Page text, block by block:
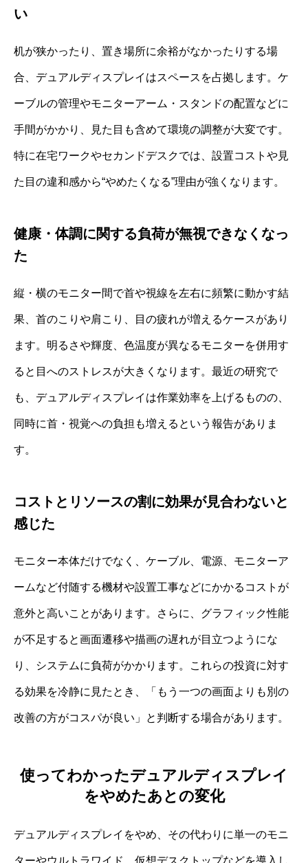
い
机が狭かったり、置き場所に余裕がなかったりする場
合、デュアルディスプレイはスペースを占拠します。ケ
ーブルの管理やモニターアーム・スタンドの配置などに
手間がかかり、見た目も含めて環境の調整が大変です。
特に在宅ワークやセカンドデスクでは、設置コストや見
た目の違和感から“やめたくなる”理由が強くなります。
健康・体調に関する負荷が無視できなくなっ
た
縦・横のモニター間で首や視線を左右に頻繁に動かす結
果、首のこりや肩こり、目の疲れが増えるケースがあり
ます。明るさや輝度、色温度が異なるモニターを併用す
ると目へのストレスが大きくなります。最近の研究で
も、デュアルディスプレイは作業効率を上げるものの、
同時に首・視覚への負担も増えるという報告がありま
す。
コストとリソースの割に効果が見合わないと
感じた
モニター本体だけでなく、ケーブル、電源、モニターア
ームなど付随する機材や設置工事などにかかるコストが
意外と高いことがあります。さらに、グラフィック性能
が不足すると画面遷移や描画の遅れが目立つようにな
り、システムに負荷がかかります。これらの投資に対す
る効果を冷静に見たとき、「もう一つの画面よりも別の
改善の方がコスパが良い」と判断する場合があります。
使ってわかったデュアルディスプレイ
をやめたあとの変化
デュアルディスプレイをやめ、その代わりに単一のモニ